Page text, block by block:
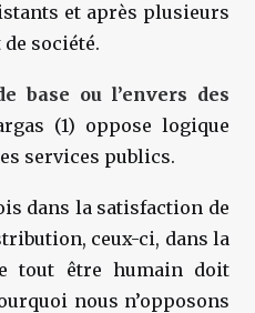
et après plusieurs
société.
base ou l’envers des
(1) oppose logique
services publics.
dans la satisfaction de
ceux-ci, dans la
tout être humain doit
nous n’opposons